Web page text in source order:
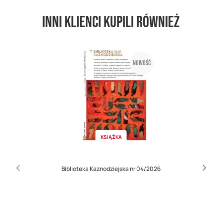
Inni klienci kupili również
Nowość
KSIĄŻKA
Biblioteka Kaznodziejska nr 04/2026